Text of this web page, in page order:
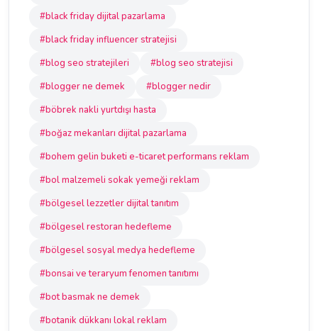
#black friday dijital pazarlama
#black friday influencer stratejisi
#blog seo stratejileri
#blog seo stratejisi
#blogger ne demek
#blogger nedir
#böbrek nakli yurtdışı hasta
#boğaz mekanları dijital pazarlama
#bohem gelin buketi e-ticaret performans reklam
#bol malzemeli sokak yemeği reklam
#bölgesel lezzetler dijital tanıtım
#bölgesel restoran hedefleme
#bölgesel sosyal medya hedefleme
#bonsai ve teraryum fenomen tanıtımı
#bot basmak ne demek
#botanik dükkanı lokal reklam